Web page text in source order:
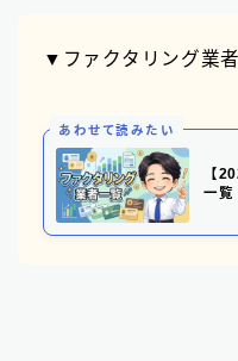
▼ファクタリング業
あわせて読みたい
【
一覧